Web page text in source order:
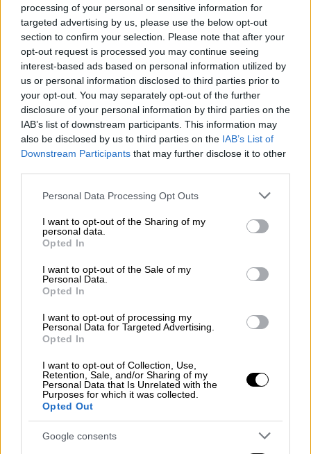
processing of your personal or sensitive information for
targeted advertising by us, please use the below opt-out
section to confirm your selection. Please note that after your
opt-out request is processed you may continue seeing
interest-based ads based on personal information utilized by
us or personal information disclosed to third parties prior to
your opt-out. You may separately opt-out of the further
disclosure of your personal information by third parties on the
IAB’s list of downstream participants. This information may
also be disclosed by us to third parties on the IAB’s List of
Downstream Participants that may further disclose it to other
Please note that this website/app uses one or more Google
not limited to your visit or usage behaviour. You may click to
grant or deny consent to Google and its third-party tags to
use your data for below specified purposes in below Google
consent section.
Personal Data Processing Opt Outs
I want to opt-out of the Sharing of my
personal data.
Opted In
I want to opt-out of the Sale of my
Personal Data.
Opted In
I want to opt-out of processing my
Personal Data for Targeted Advertising.
Opted In
I want to opt-out of Collection, Use,
Retention, Sale, and/or Sharing of my
Personal Data that Is Unrelated with the
Purposes for which it was collected.
Opted Out
Google consents
Στην Αθήνα πραγματοποιήθηκε
στις 21 και 22 Νοεμβρίου το8 οΠαγκόσμιο
Συνέδριο Υβριδικών Τεχνολογιών στην
Τηλεόραση. Η έναρξη του τηλεοπτικού
σταθμούOPENπαρουσιάστηκε στο συνέδριο
ως το success story της υβριδικής
τηλεόρασης που υιοθετεί καινοτόμες
τεχνολογίες. Όπως δήλωσε ο Vincent Grivet
Πρόεδρος της Ένωσης Υβριδικών
Τηλεοράσεων, «Το OPEN είναι το νέο κανάλι
που χρησιμοποιεί υβριδικές υπηρεσίες στην
PENείναι ο πρώτος ιδιωτικός
διαθέτει υπηρεσίες Υβριδικής Τηλεόρασης
HbbTv).
Οι τηλεθεατές που διαθέτουν «έξυπνες»
τηλεοράσεις HbbTv-ready και πρόσβαση στο
διαδίκτυο, έχουν τη δυνατότητα, πατώντας
το κόκκινο κουμπί που αντιστοιχεί στην
υβριδική τηλεόραση, να εισέλθουν στην
HbbTv εφαρμογή του OPEN ώστε να
αποκτήσουν πρόσβαση σε υπηρεσίες video